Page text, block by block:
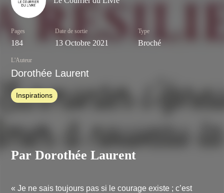
Pages
184
Date de sortie
13 Octobre 2021
Type
Broché
L'Auteur
Dorothée Laurent
Inspirations
Par Dorothée Laurent
« Je ne sais toujours pas si le courage existe ; c’est